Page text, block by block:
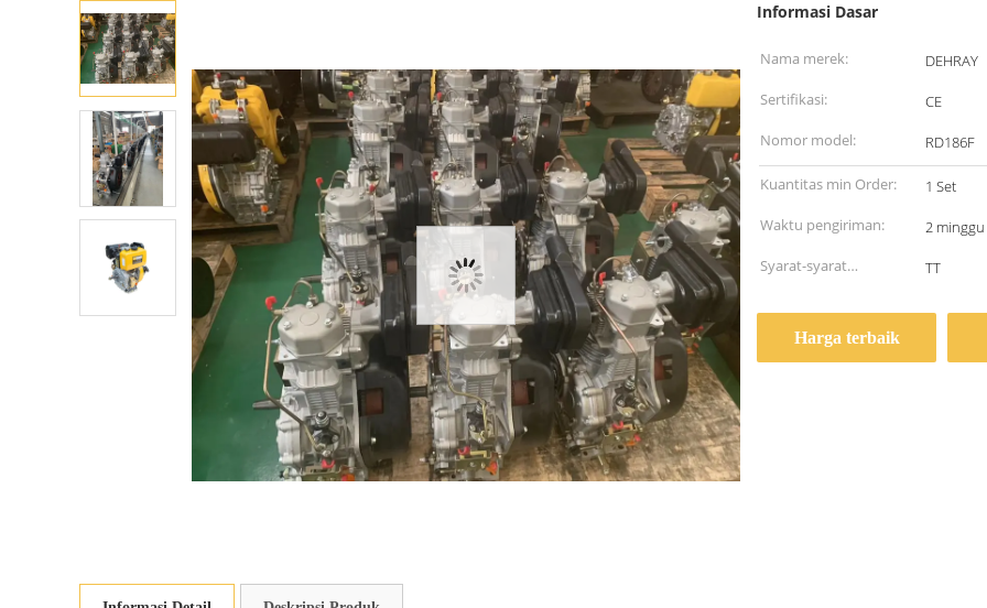
Informasi Dasar
Nama merek:
DEHRAY
Sertifikasi:
CE
Nomor model:
RD186F
Kuantitas min Order:
1 Set
Waktu pengiriman:
2 minggu
Syarat-syarat
TT
Harga terbaik